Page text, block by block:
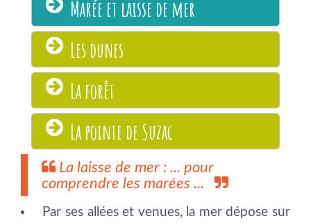
Marée et laisse de mer
Les dunes
La forêt
La pointe de Suzac
La laisse de mer : ... pour
comprendre les marées ...
Par ses allées et venues, la mer dépose sur